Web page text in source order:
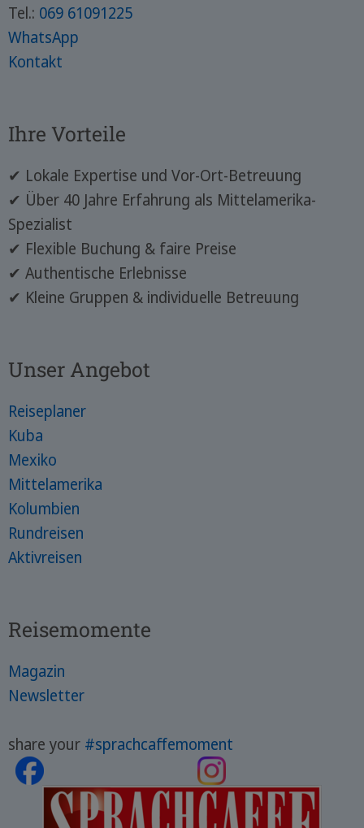
Tel.: 069 61091225
WhatsApp
Kontakt
Ihre Vorteile
✔ Lokale Expertise und Vor-Ort-Betreuung
✔ Über 40 Jahre Erfahrung als Mittelamerika-
Spezialist
✔ Flexible Buchung & faire Preise
✔ Authentische Erlebnisse
✔ Kleine Gruppen & individuelle Betreuung
Unser Angebot
Reiseplaner
Kuba
Mexiko
Mittelamerika
Kolumbien
Rundreisen
Aktivreisen
Reisemomente
Magazin
Newsletter
share your #sprachcaffemoment